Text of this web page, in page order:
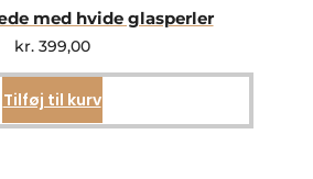
med hvide glasperler
kr.399,00
Tilføj til kurv